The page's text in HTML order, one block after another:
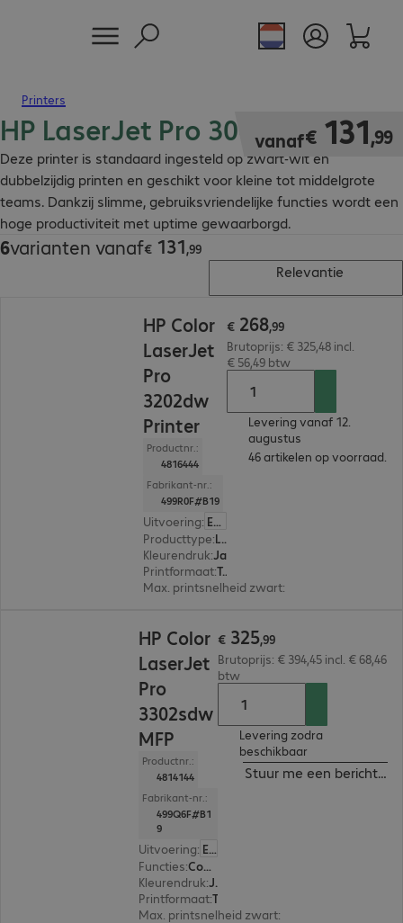
Printers
HP LaserJet Pro 3000 Printer
Deze printer is standaard ingesteld op zwart-wit en
dubbelzijdig printen en geschikt voor kleine tot middelgrote
teams. Dankzij slimme, gebruiksvriendelijke functies wordt een
hoge productiviteit met uptime gewaarborgd.
vanaf€ 131,99
€ 131,99
6varianten vanaf€ 131,99
€ 131,99
Relevantie
HP Color
LaserJet
Pro
3202dw
Printer
Productnr.:
4816444
Fabrikant-nr.:
499R0F#B19
Uitvoering: Europa
Producttype: Laser printer
Kleurendruk:Ja
Printformaat: Tot max. A4
Max. printsnelheid zwart:
€ 268,99
Brutoprijs: € 325,48 incl.
€ 56,49 btw
Levering vanaf 12.
augustus
46 artikelen op voorraad.
HP Color
LaserJet
Pro
3302sdw
MFP
Productnr.:
4814144
Fabrikant-nr.:
499Q6F#B1
9
Uitvoering: Europa
Functies:
Copy, Print, Scan
Kleurendruk: Ja
Printformaat: Tot max. A4
Max. printsnelheid zwart:
€ 325,99
Brutoprijs: € 394,45 incl. € 68,46
btw
Levering zodra
beschikbaar
Stuur me een bericht